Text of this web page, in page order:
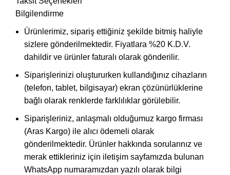
Bilgilendirme
Ürünlerimiz, sipariş ettiğiniz şekilde bitmiş haliyle
sizlere gönderilmektedir. Fiyatlara %20 K.D.V.
dahildir ve ürünler faturalı olarak gönderilir.
Siparişlerinizi oluştururken kullandığınız cihazların
(telefon, tablet, bilgisayar) ekran çözünürlüklerine
bağlı olarak renklerde farklılıklar görülebilir.
Siparişleriniz, anlaşmalı olduğumuz kargo firması
(Aras Kargo) ile alıcı ödemeli olarak
gönderilmektedir. Ürünler hakkında sorularınız ve
merak ettikleriniz için iletişim sayfamızda bulunan
WhatsApp numaramızdan yazılı olarak bilgi